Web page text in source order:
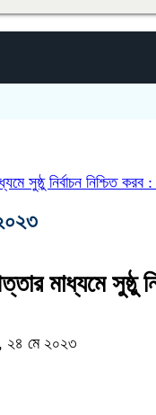
সুষ্ঠু নির্বাচন নিশ্চিত
মাধ্যমে
২৪ মে ২০২৩